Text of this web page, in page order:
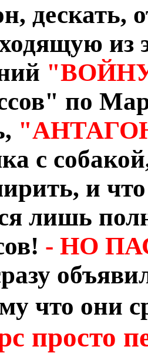
дескать,
из
по
с
и
лишь
- НО
что они
просто